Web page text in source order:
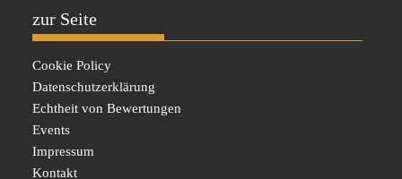
zur Seite
Cookie Policy
Datenschutzerklärung
Echtheit von Bewertungen
Events
Impressum
Kontakt